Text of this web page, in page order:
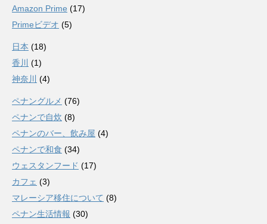
Amazon Prime (17)
Primeビデオ (5)
日本 (18)
香川
(1)
神奈川
(4)
ペナングルメ (76)
ペナンで自炊 (8)
ペナンのバー、飲み屋 (4)
ペナンで和食 (34)
ウェスタンフード (17)
カフェ (3)
マレーシア移住について (8)
ペナン生活情報 (30)